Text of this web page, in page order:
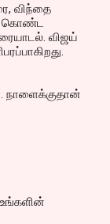
விந்தை
கொண்ட
விஜய்
நாளைக்குதான்